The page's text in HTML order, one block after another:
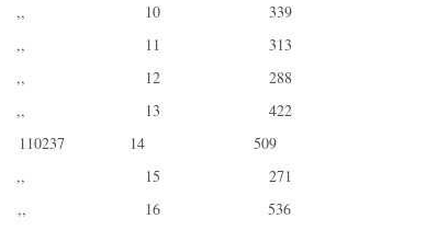
10 339
11 313
12 288
13 422
110237 14 509
15 271
16 536